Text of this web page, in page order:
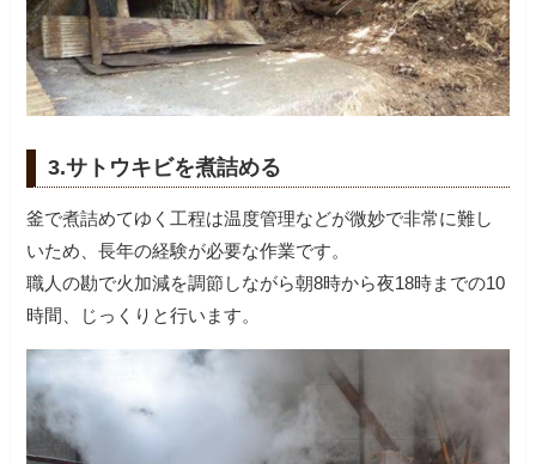
3.サトウキビを煮詰める
釜で煮詰めてゆく工程は温度管理などが微妙で非常に難し
いため、長年の経験が必要な作業です。
職人の勘で火加減を調節しながら朝8時から夜18時までの10
時間、じっくりと行います。